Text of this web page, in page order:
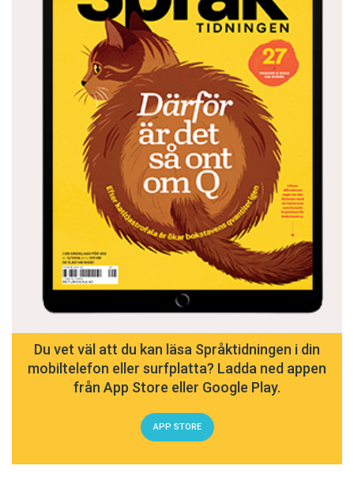
Du vet väl att du kan läsa Språktidningen i din
mobiltelefon eller surfplatta? Ladda ned appen
från App Store eller Google Play.
APP STORE